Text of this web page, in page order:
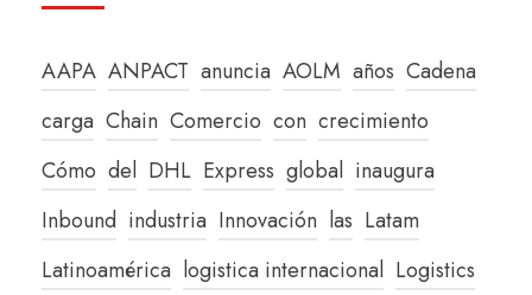
AAPA ANPACT anuncia AOLM años Cadena
carga Chain Comercio con crecimiento
Cómo del DHL Express global inaugura
Inbound industria Innovación las Latam
Latinoamérica logistica internacional Logistics